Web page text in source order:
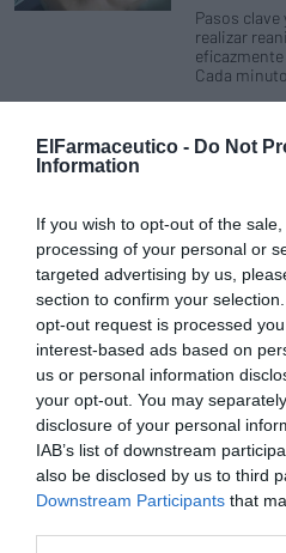
ElFarmaceutico - Do Not
Information
If you wish to opt-out of the
processing of your personal or
targeted advertising by us,
section to confirm your
opt-out request is processed
interest-based ads based on
us or personal information
your opt-out. You may
disclosure of your personal
IAB’s list of downstream
also be disclosed by us to third
Downstream Participants that
Pasos
realizar
Cada
Con la
468/2026,
más
El
impacto
Asistencial
las